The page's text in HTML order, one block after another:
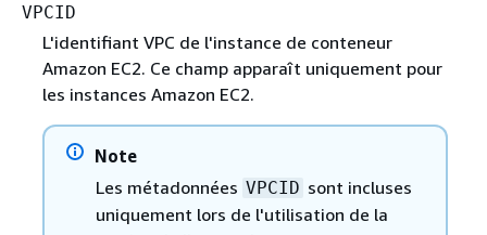
VPCID
L'identifiant VPC de l'instance de conteneur
Amazon EC2. Ce champ apparaît uniquement pour
les instances Amazon EC2.
Note
Les métadonnées VPCID sont incluses
uniquement lors de l'utilisation de la